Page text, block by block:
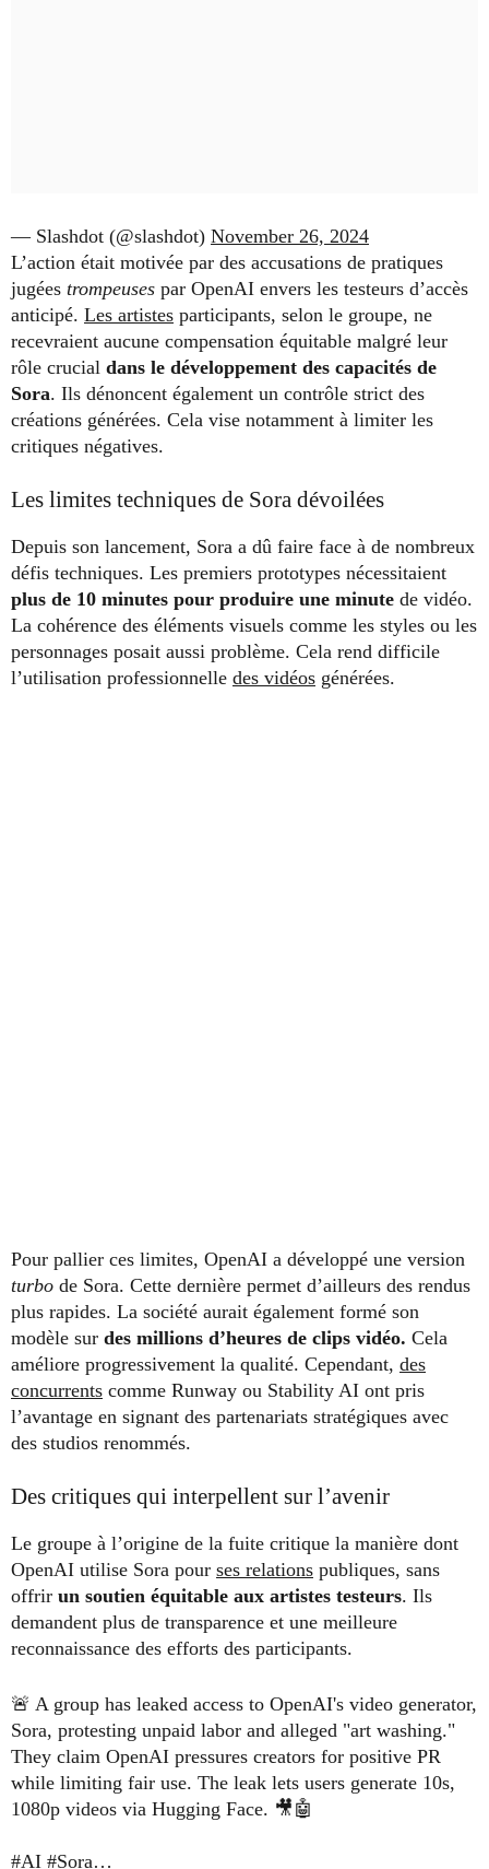
— Slashdot (@slashdot) November 26, 2024
L’action était motivée par des accusations de pratiques
jugées trompeuses par OpenAI envers les testeurs d’accès
anticipé. Les artistes participants, selon le groupe, ne
recevraient aucune compensation équitable malgré leur
rôle crucial dans le développement des capacités de
Sora. Ils dénoncent également un contrôle strict des
créations générées. Cela vise notamment à limiter les
critiques négatives.
Les limites techniques de Sora dévoilées
Depuis son lancement, Sora a dû faire face à de nombreux
défis techniques. Les premiers prototypes nécessitaient
plus de 10 minutes pour produire une minute de vidéo.
La cohérence des éléments visuels comme les styles ou les
personnages posait aussi problème. Cela rend difficile
l’utilisation professionnelle des vidéos générées.
Pour pallier ces limites, OpenAI a développé une version
turbo de Sora. Cette dernière permet d’ailleurs des rendus
plus rapides. La société aurait également formé son
modèle sur des millions d’heures de clips vidéo. Cela
améliore progressivement la qualité. Cependant, des
concurrents comme Runway ou Stability AI ont pris
l’avantage en signant des partenariats stratégiques avec
des studios renommés.
Des critiques qui interpellent sur l’avenir
Le groupe à l’origine de la fuite critique la manière dont
OpenAI utilise Sora pour ses relations publiques, sans
offrir un soutien équitable aux artistes testeurs. Ils
demandent plus de transparence et une meilleure
reconnaissance des efforts des participants.
🚨 A group has leaked access to OpenAI's video generator,
Sora, protesting unpaid labor and alleged "art washing."
They claim OpenAI pressures creators for positive PR
while limiting fair use. The leak lets users generate 10s,
1080p videos via Hugging Face. 🎥🤖
#AI #Sora…